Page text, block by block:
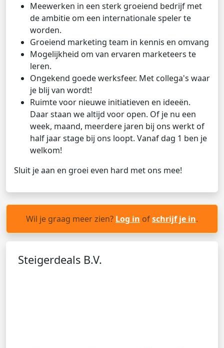
Meewerken in een sterk groeiend bedrijf met
de ambitie om een internationale speler te
worden.
Groeiend marketing team in kennis en omvang
Mogelijkheid om van ervaren marketeers te
leren.
Ongekend goede werksfeer. Met collega's waar
je blij van wordt!
Ruimte voor nieuwe initiatieven en ideeën.
Daar staan we altijd voor open. Of je nu een
week, maand, meerdere jaren bij ons werkt of
half jaar stage bij ons loopt. Vanaf dag 1 ben je
welkom!
Sluit je aan en groei even hard met ons mee!
Wil je graag meer zien? Log in ofschrijf je in.
Steigerdeals B.V.